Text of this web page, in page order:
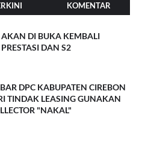
KOMENTAR
AKAN DI BUKA KEMBALI
DAN S2
DPC KABUPATEN CIREBON
TINDAK LEASING GUNAKAN
"NAKAL"